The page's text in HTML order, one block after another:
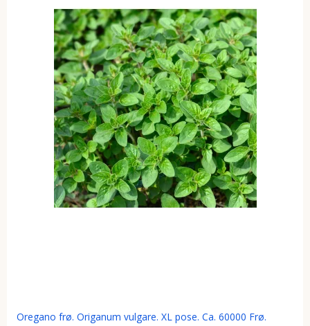
Oregano frø. Origanum vulgare. XL pose. Ca. 60000 Frø.